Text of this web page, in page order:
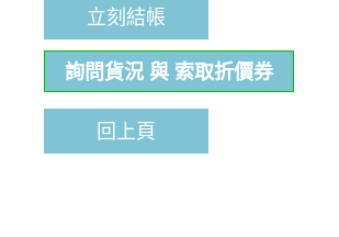
立刻結帳
詢問貨況 與 索取折價券
回上頁